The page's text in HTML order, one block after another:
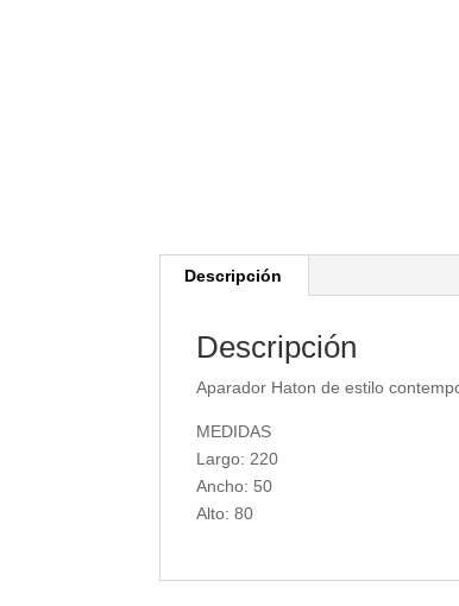
Descripción
Descripción
Aparador Haton de estilo
MEDIDAS
Largo: 220
Ancho: 50
Alto: 80